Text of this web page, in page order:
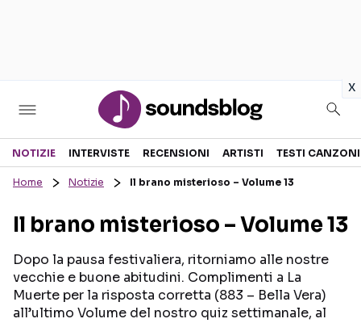
x
Sezioni
RECENSIONI MUSICALI
INTERVISTE
GOSSIP E CURIOSITÀ
TESTI CANZONI
TOUR ED EVENTI
TALENT SHOW
NOTIZIE INTERVISTE RECENSIONI ARTISTI TESTI CANZONI
Home Notizie Il brano misterioso – Volume 13
Il brano misterioso – Volume 13
Dopo la pausa festivaliera, ritorniamo alle nostre
vecchie e buone abitudini. Complimenti a La
Muerte per la risposta corretta (883 – Bella Vera)
all’ultimo Volume del nostro quiz settimanale, al